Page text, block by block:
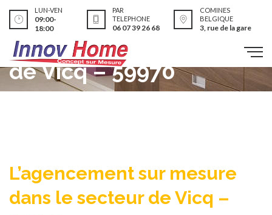
LUN-VEN
09:00-
18:00
PAR
TELEPHONE
06 07 39 26 68
COMINES
BELGIQUE
3, rue de la gare
L’agencement sur
mesure dans le secteur
de Vicq – 59970
L’agencement sur mesure
dans le secteur de Vicq –